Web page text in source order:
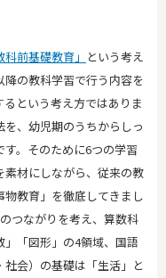
科前基礎教育」 という考え
の教科学習で行う内容を
という考え方ではありま
、幼児期のうちからしっ
。そのために6つの学習
材にしながら、従来の教
教育」を徹底してきまし
つながりを考え、算数科
「図形」の4領域、国語
会）の基礎は「生活」と